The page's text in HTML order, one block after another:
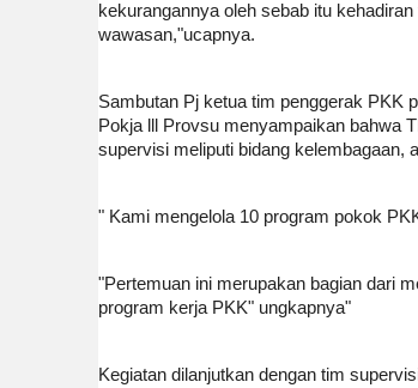
kekurangannya oleh sebab itu
wawasan,"ucapnya.
Sambutan Pj ketua tim penggerak PKK
Pokja lll Provsu menyampaikan bahwa
supervisi meliputi bidang kelembagaan,
" Kami mengelola 10 program pokok
"Pertemuan ini merupakan bagian dari
program kerja PKK" ungkapnya"
Kegiatan dilanjutkan dengan tim